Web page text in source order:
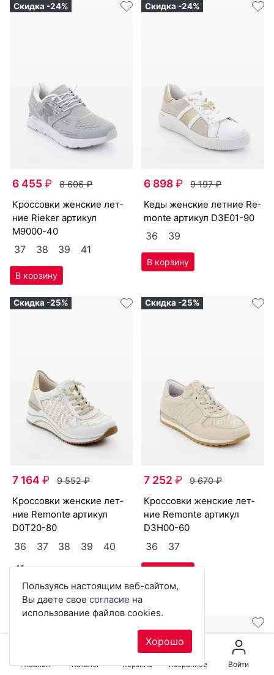
Скидка -24%
6 455₽ 8 606₽
крос­совки женс­кие лет­
ние Ri­eker артикул
M9000-40
37 38 39 41
Скидка -24%
6 898₽ 9 197₽
ке­ды женс­кие лет­ние Re­
mon­te артикул D3E01-90
36 39
Скидка -25%
7 164₽ 9 552₽
крос­совки женс­кие лет­
ние Re­mon­te артикул
D0T20-80
36 37 38 39
40
41
Скидка -25%
7 252₽ 9 670₽
крос­совки женс­кие лет­
ние Re­mon­te артикул
D3H00-60
36 37
Пользуясь настоящим веб-сайтом,
Вы даете свое согласие на
использование файлов cookies.
Хорошо
Главная Каталог Корзина Избранное Войти